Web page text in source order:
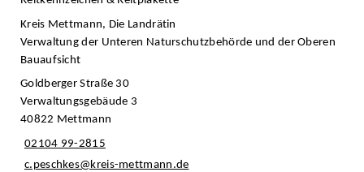
Kreis Mettmann, Die Landrätin
Verwaltung der Unteren Naturschutzbehörde und der Oberen
Bauaufsicht
Goldberger Straße 30
Verwaltungsgebäude 3
40822 Mettmann
02104 99-2815
c.peschkes@kreis-mettmann.de